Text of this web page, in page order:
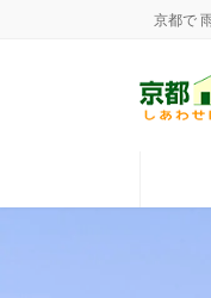
ッ
移
京都で